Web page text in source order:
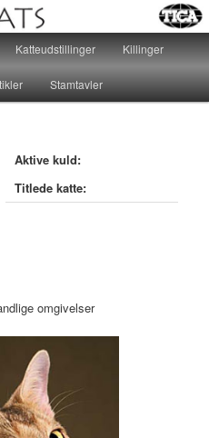
Cats
end hjertet banker for huskatte eller
Katteudstillinger Killinger
Stamtavler
Aktive kuld:
Titlede katte:
omgivelser